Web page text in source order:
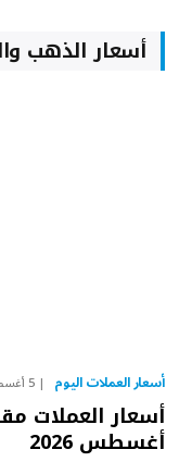
أسعار الذهب
أسعار العملات اليوم 5 أغسطس، 2026
أغسطس 2026